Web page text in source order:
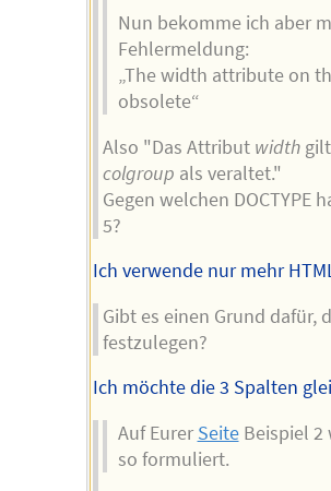
Nun bekomme ich aber
Fehlermeldung:
„The width attribute on
obsolete“
Also "Das Attribut width
colgroup als veraltet."
Gegen welchen DOCTYPE
5?
Ich verwende nur mehr
Gibt es einen Grund dafür,
festzulegen?
Ich möchte die 3 Spalten
Auf Eurer SeiteBeispiel 2
so formuliert.